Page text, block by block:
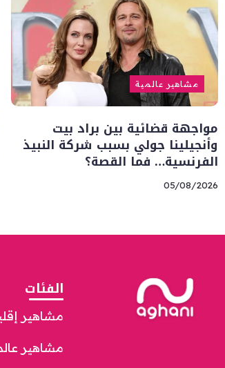
مشاهير عالمية
مواجهة قضائية بين براد بيت
وأنجيلينا جولي بسبب شركة النبيذ
الفرنسية… فما القصة؟
05/08/2026
الفئات
مشاهير
مشاهير